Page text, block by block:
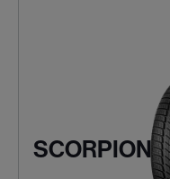
SCORPION